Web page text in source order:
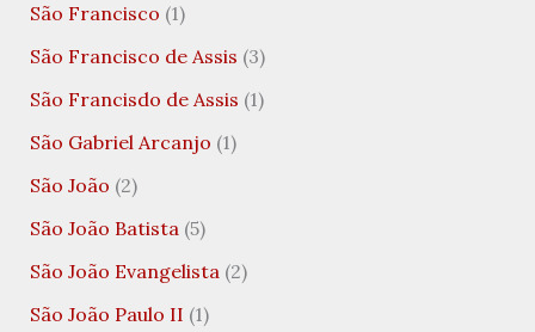
São Francisco (1)
São Francisco de Assis (3)
São Francisdo de Assis (1)
São Gabriel Arcanjo (1)
São João (2)
São João Batista(5)
São João Evangelista(2)
São João Paulo II (1)